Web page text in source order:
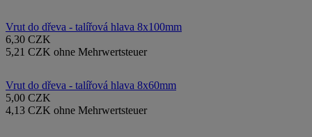
Vrut do dřeva - talířová hlava 8x100mm
6,30 CZK
5,21 CZK ohne Mehrwertsteuer
Vrut do dřeva - talířová hlava 8x60mm
5,00 CZK
4,13 CZK ohne Mehrwertsteuer